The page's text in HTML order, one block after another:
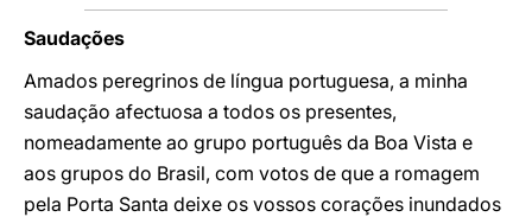
Saudações
Amados peregrinos de língua portuguesa, a minha
saudação afectuosa a todos os presentes,
nomeadamente ao grupo português da Boa Vista e
aos grupos do Brasil, com votos de que a romagem
pela Porta Santa deixe os vossos corações inundados